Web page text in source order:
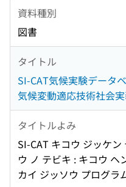
資料種別
図書
タイトル
SI-CAT気候実験データ
気候変動適応技術社会
タイトルよみ
SI-CAT キコウ ジッケ
ウ ノ テビキ : キコウ ヘ
カイ ジッソウ プログラ